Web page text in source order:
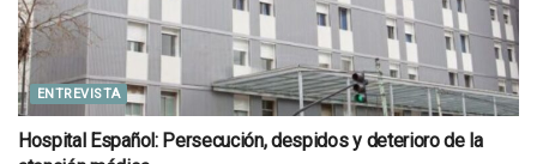
ENTREVISTA
Hospital Español: Persecución, despidos y deterioro de la